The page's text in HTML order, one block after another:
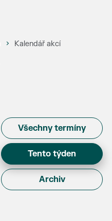
Kalendář akcí
Všechny termíny
Tento týden
Archiv